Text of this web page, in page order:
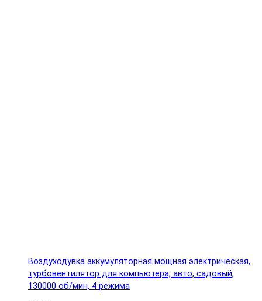
Воздуходувка аккумуляторная мощная электрическая,
турбовентилятор для компьютера, авто, садовый,
130000 об/мин, 4 режима